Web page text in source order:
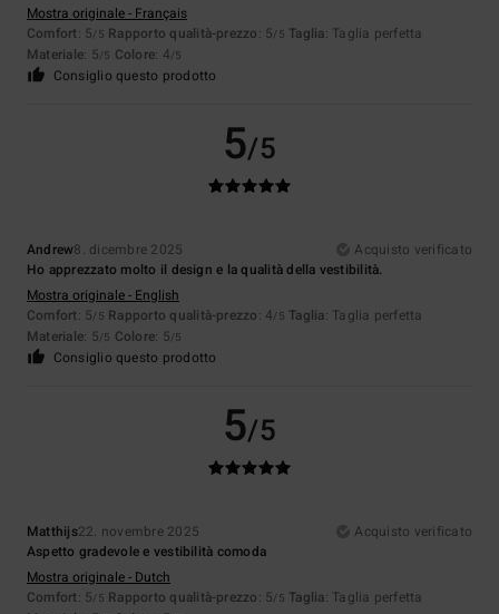
Mostra originale - Français
Comfort: 5/5 Rapporto qualità-prezzo: 5/5 Taglia: Taglia perfetta
Materiale: 5/5 Colore: 4/5
Consiglio questo prodotto
5/5
Andrew8. dicembre 2025
Acquisto verificato
Ho apprezzato molto il design e la qualità della vestibilità.
Mostra originale - English
Comfort: 5/5 Rapporto qualità-prezzo: 4/5 Taglia: Taglia perfetta
Materiale: 5/5 Colore: 5/5
Consiglio questo prodotto
5/5
Matthijs22. novembre 2025
Acquisto verificato
Aspetto gradevole e vestibilità comoda
Mostra originale - Dutch
Comfort: 5/5 Rapporto qualità-prezzo: 5/5 Taglia: Taglia perfetta